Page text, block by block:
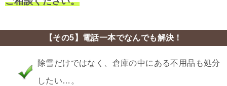
【その5】電話一本でなんでも解決！
除雪だけではなく、倉庫の中にある不用品も処分
したい…。